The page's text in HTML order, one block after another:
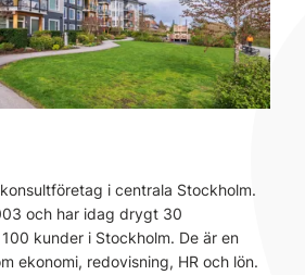
i centrala Stockholm.
och har idag drygt 30
kunder i Stockholm. De är en
ekonomi, redovisning, HR och lön.